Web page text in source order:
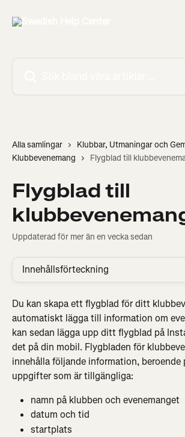
Alla samlingar
Klubbar, Utmaningar och
Klubbevenemang
Flygblad till
Flygblad till
Uppdaterad för mer än en vecka sedan
Innehållsförteckning
Du kan skapa ett flygblad för ditt
automatiskt lägga till information om
kan sedan lägga upp ditt flygblad på
det på din mobil. Flygbladen för
innehålla följande information, beroende
uppgifter som är tillgängliga:
namn på klubben och evenemanget
datum och tid
startplats